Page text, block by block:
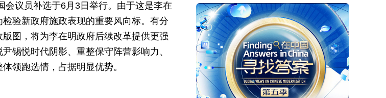
会议员补选于6月3日举行。由于这是李在
验新政府施政表现的重要风向标。有分
图，将为李在明政府后续改革提供更强
锡悦时代阴影、重整保守阵营影响力、
领跑选情，占据明显优势。